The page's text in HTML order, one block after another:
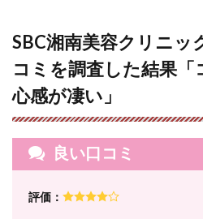
6
SBC
美容
ニッ
ク大
分院
の脱
金｜
SBC湘南美容クリニッ
コミを調査した結果
心感が凄い」
良い口コミ
評価：